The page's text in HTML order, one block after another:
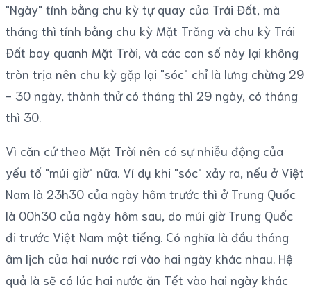
"Ngày" tính bằng chu kỳ tự quay của Trái Đất, mà
tháng thì tính bằng chu kỳ Mặt Trăng và chu kỳ Trái
Đất bay quanh Mặt Trời, và các con số này lại không
tròn trịa nên chu kỳ gặp lại "sóc" chỉ là lưng chừng 29
- 30 ngày, thành thử có tháng thì 29 ngày, có tháng
thì 30.
Vì căn cứ theo Mặt Trời nên có sự nhiễu động của
yếu tố "múi giờ" nữa. Ví dụ khi "sóc" xảy ra, nếu ở Việt
Nam là 23h30 của ngày hôm trước thì ở Trung Quốc
là 00h30 của ngày hôm sau, do múi giờ Trung Quốc
đi trước Việt Nam một tiếng. Có nghĩa là đầu tháng
âm lịch của hai nước rơi vào hai ngày khác nhau. Hệ
quả là sẽ có lúc hai nước ăn Tết vào hai ngày khác